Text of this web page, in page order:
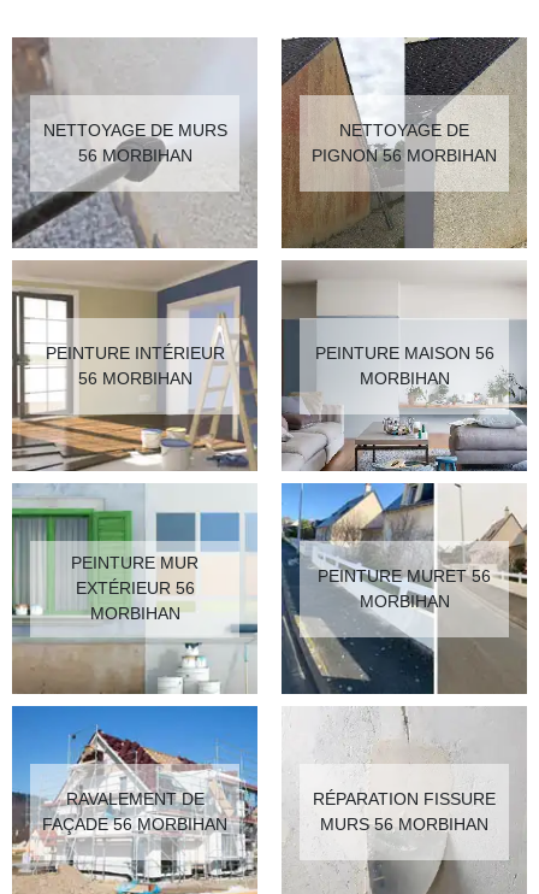
NETTOYAGE DE MURS
56 MORBIHAN
NETTOYAGE DE
PIGNON 56 MORBIHAN
PEINTURE INTÉRIEUR
56 MORBIHAN
PEINTURE MAISON 56
MORBIHAN
PEINTURE MUR
EXTÉRIEUR 56
MORBIHAN
PEINTURE MURET 56
MORBIHAN
RAVALEMENT DE
FAÇADE 56 MORBIHAN
RÉPARATION FISSURE
MURS 56 MORBIHAN